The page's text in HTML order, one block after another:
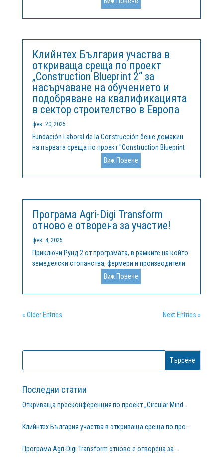
февруари 2025 г. в гр. Кърджали. Проектът се
изпълнява от Фондация „Клийнтех България“, в
Клийнтех България участва в
откриваща среща по проект
„Construction Blueprint 2“ за
насърчаване на обучението и
подобряване на квалификацията
в сектор строителство в Европа
фев. 20, 2025
Fundación Laboral de la Construcción беше домакин
на първата среща по проект "Construction Blueprint
2" в централата си в Мадрид на 11 и 12 февруари.
Тази инициатива, съфинансирана от програмата
"Еразъм+" на Европейския съюз, има за цел да
Виж Повече
Програма Agri-Digi Transform
отново е отворена за участие!
фев. 4, 2025
Приключи Рунд 2 от програмата, в рамките на който
земеделски стопанства, фермери и производители
формулираха конкретни предизвикателства, в
отговор на които иновативни компании и стартъпи
предложиха своите решения. Стартираме Рунд 3 от
Виж Повече
« Older Entries Next Entries »
Последни статии
Откриваща пресконференция по проект „Circular Mind…
Клийнтех България участва в откриваща среща по про…
Програма Agri-Digi Transform отново е отворена за …